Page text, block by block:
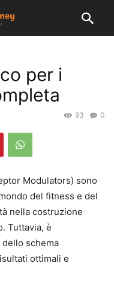
per i
0
93
Modulators) sono
del fitness e del
nella costruzione
Tuttavia, è
dello schema
ottimali e